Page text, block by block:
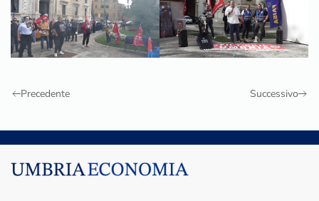
Precedente Successivo